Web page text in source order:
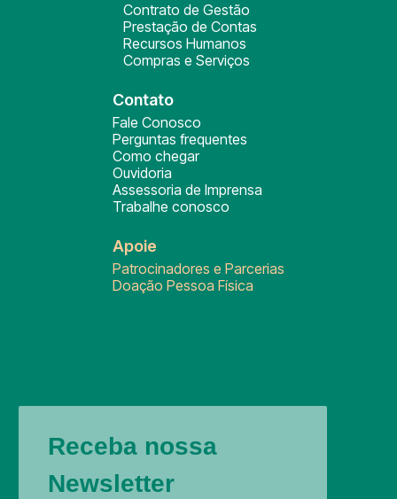
Contrato de Gestão
Prestação de Contas
Recursos Humanos
Compras e Serviços
Contato
Fale Conosco
Perguntas frequentes
Como chegar
Ouvidoria
Assessoria de Imprensa
Trabalhe conosco
Apoie
Patrocinadores e Parcerias
Doação Pessoa Física